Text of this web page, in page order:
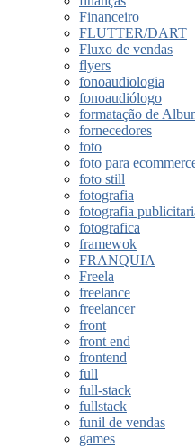
Financeiro
FLUTTER/DART
Fluxo de vendas
flyers
fonoaudiologia
fonoaudiólogo
formatação de
fornecedores
foto
foto para
foto still
fotografia
fotografia
fotografica
framewok
FRANQUIA
Freela
freelance
freelancer
front
front end
frontend
full
full-stack
fullstack
funil de vendas
games